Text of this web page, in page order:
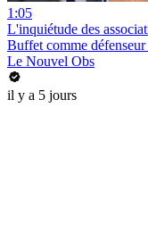
1:05
L'inquiétude des
Buffet comme défenseur
Le Nouvel Obs
il y a 5 jours